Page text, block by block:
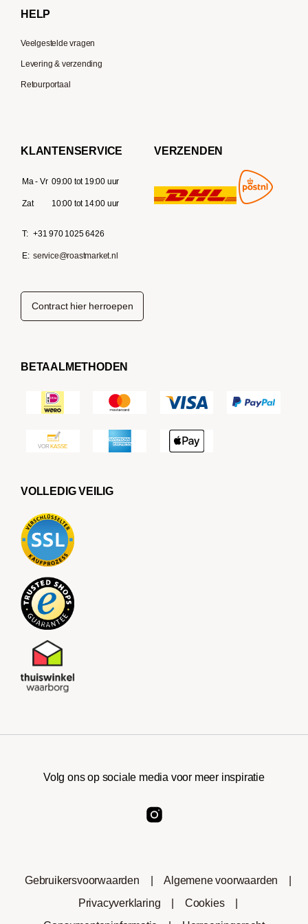
HELP
Veelgestelde vragen
Levering & verzending
Retourportaal
KLANTENSERVICE
Ma - Vr 09:00 tot 19:00 uur
Zat 10:00 tot 14:00 uur
T: +31 970 1025 6426
E: service@roastmarket.nl
VERZENDEN
Contract hier herroepen
BETAALMETHODEN
VOLLEDIG VEILIG
Volg ons op sociale media voor meer inspiratie
Gebruikersvoorwaarden Algemene voorwaarden
Privacyverklaring
Cookies